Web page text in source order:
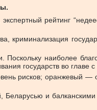
рейтинг
криминализация
Поскольку наиболее
государств во главе
рисков; оранжевый —
и балканскими